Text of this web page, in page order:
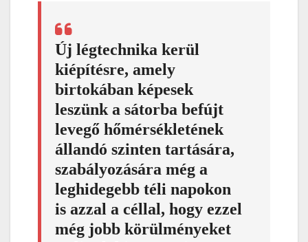
Új légtechnika kerül
kiépítésre, amely
birtokában képesek
leszünk a sátorba befújt
levegő hőmérsékletének
állandó szinten tartására,
szabályozására még a
leghidegebb téli napokon
is azzal a céllal, hogy ezzel
még jobb körülményeket